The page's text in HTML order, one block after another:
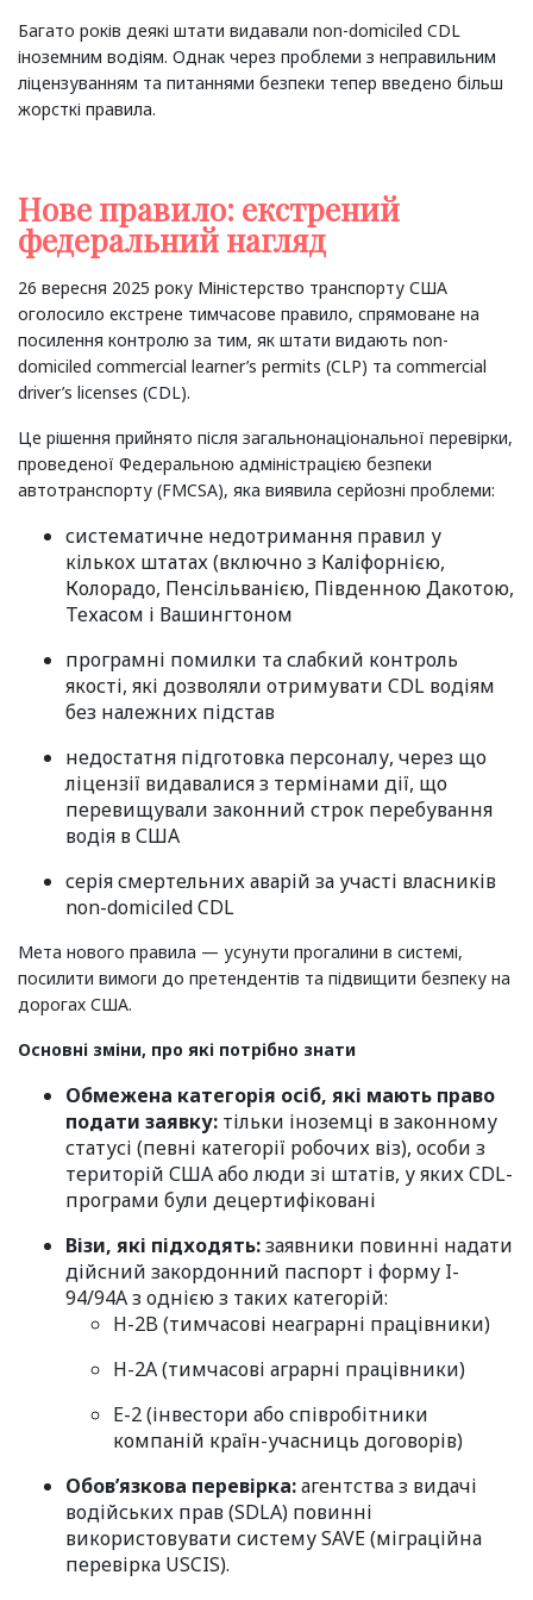
Багато років деякі штати видавали non-domiciled CDL
іноземним водіям. Однак через проблеми з неправильним
ліцензуванням та питаннями безпеки тепер введено більш
жорсткі правила.
Нове правило: екстрений
федеральний нагляд
26 вересня 2025 року Міністерство транспорту США
оголосило екстрене тимчасове правило, спрямоване на
посилення контролю за тим, як штати видають non-
domiciled commercial learner’s permits (CLP) та commercial
driver’s licenses (CDL).
Це рішення прийнято після загальнонаціональної перевірки,
проведеної Федеральною адміністрацією безпеки
автотранспорту (FMCSA), яка виявила серйозні проблеми:
систематичне недотримання правил у
кількох штатах (включно з Каліфорнією,
Колорадо, Пенсільванією, Південною Дакотою,
Техасом і Вашингтоном
програмні помилки та слабкий контроль
якості, які дозволяли отримувати CDL водіям
без належних підстав
недостатня підготовка персоналу, через що
ліцензії видавалися з термінами дії, що
перевищували законний строк перебування
водія в США
серія смертельних аварій за участі власників
non-domiciled CDL
Мета нового правила — усунути прогалини в системі,
посилити вимоги до претендентів та підвищити безпеку на
дорогах США.
Основні зміни, про які потрібно знати
Обмежена категорія осіб, які мають право
подати заявку: тільки іноземці в законному
статусі (певні категорії робочих віз), особи з
територій США або люди зі штатів, у яких CDL-
програми були децертифіковані
Візи, які підходять:заявники повинні надати
дійсний закордонний паспорт і форму I-
94/94A з однією з таких категорій:
H-2B (тимчасові неаграрні працівники)
H-2A (тимчасові аграрні працівники)
E-2 (інвестори або співробітники
компаній країн-учасниць договорів)
Обов’язкова перевірка:агентства з видачі
водійських прав (SDLA) повинні
використовувати систему SAVE (міграційна
перевірка USCIS).